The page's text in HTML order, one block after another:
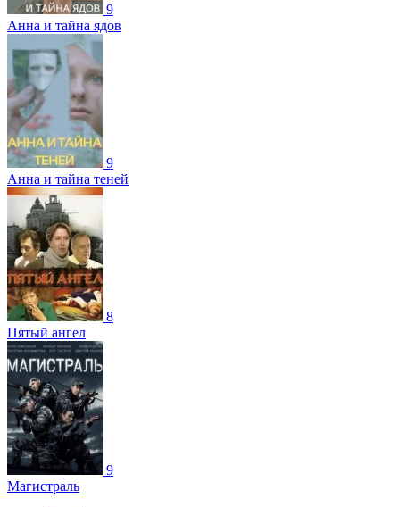
9
Анна и тайна ядов
9
Анна и тайна теней
8
Пятый ангел
9
Магистраль